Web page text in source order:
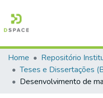
Communities & Collections
All of DSpace
Home